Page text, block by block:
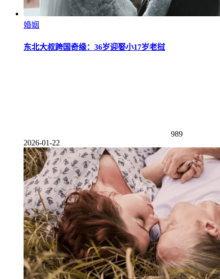
婚姻
东北大叔跨国奇缘：36岁迎娶小17岁老挝
989
2026-01-22